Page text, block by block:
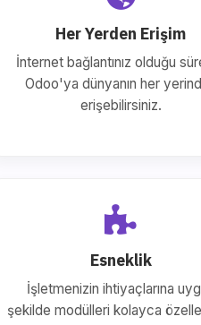
Her Yerden Erişim
İnternet bağlantınız olduğu
Odoo'ya dünyanın her
erişebilirsiniz.
Esneklik
İşletmenizin ihtiyaçlarına
şekilde modülleri kolayca